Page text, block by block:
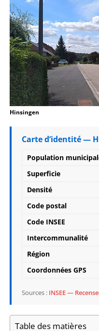
Hinsingen
Carte d’identité —
Population
Superficie
Densité
Code postal
Code INSEE
Intercommunalité
Région
Coordonnées GPS
Sources : INSEE —
Table des matières